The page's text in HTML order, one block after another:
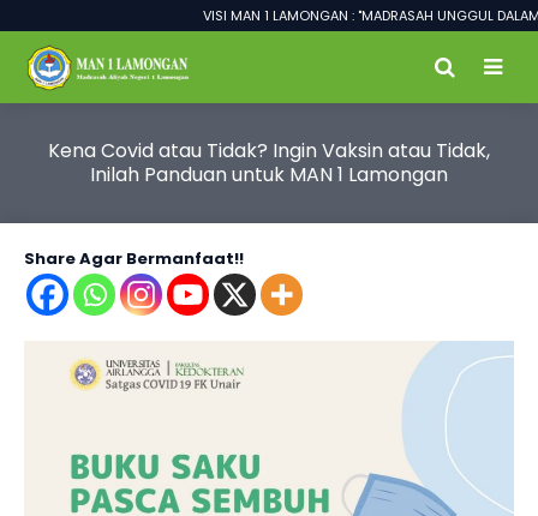
VISI MAN 1 LAMONGAN : "MADRASAH UNGGUL DALAM
Kena Covid atau Tidak? Ingin Vaksin atau Tidak,
Inilah Panduan untuk MAN 1 Lamongan
Share Agar Bermanfaat!!